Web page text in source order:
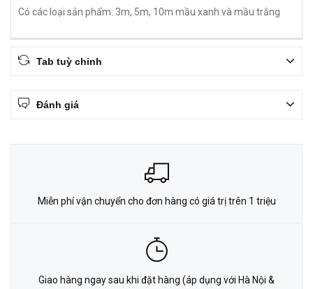
Có các loại sản phẩm: 3m, 5m, 10m mầu xanh và mầu trắng
Tab tuỳ chỉnh
Đánh giá
Miễn phí vận chuyển cho đơn hàng có giá trị trên 1 triệu
Giao hàng ngay sau khi đặt hàng (áp dụng với Hà Nội &